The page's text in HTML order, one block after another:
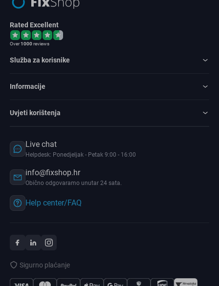
Rated Excellent
Over1000reviews
Služba za korisnike
Informacije
Uvjeti korištenja
Live chat
Helpdesk: Ponedjeljak - Petak 9:00 - 16:00
info@fixshop.hr
Obično odgovaramo unutar 24 sata.
Help center/FAQ
Sigurno plaćanje